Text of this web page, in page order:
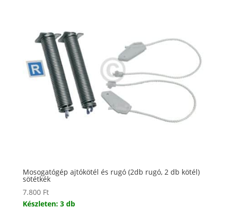
Mosogatógép ajtókötél és rugó (2db rugó, 2 db kötél)
sötétkék
7.800 Ft
Készleten: 3 db